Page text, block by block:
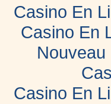
Casino En
Casino En
Casino En